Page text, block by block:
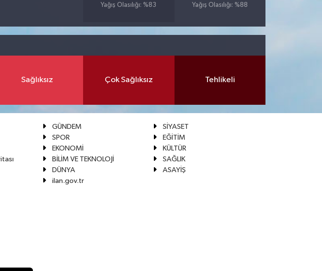
Yağış Olasılığı: %83
Yağış Olasılığı: %88
Sağlıksız Çok Sağlıksız Tehlikeli
GÜNDEM
SİYASET
SPOR
EĞİTİM
EKONOMİ
KÜLTÜR
BİLİM VE TEKNOLOJİ
SAĞLIK
DÜNYA
ASAYİŞ
ilan.gov.tr